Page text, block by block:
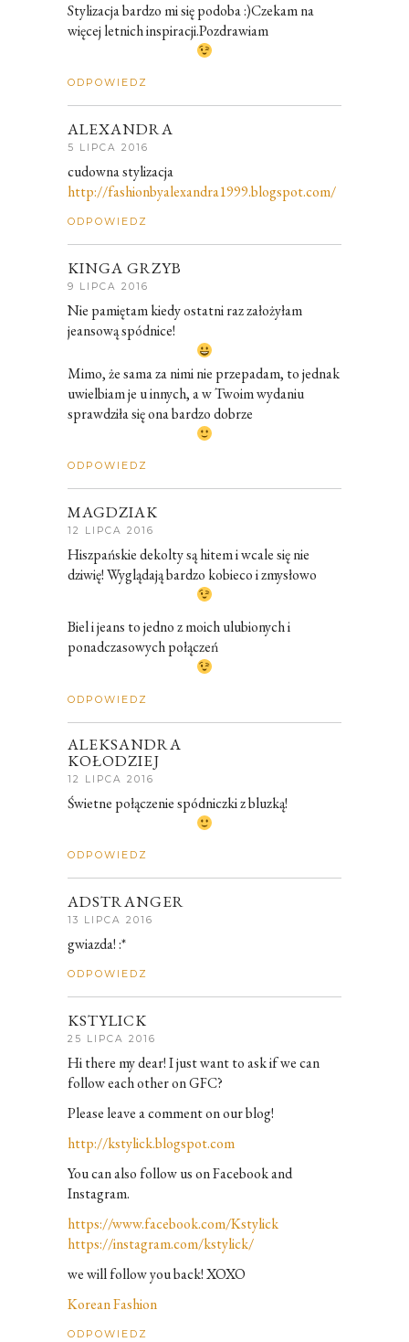
Stylizacja bardzo mi się podoba :)Czekam na
więcej letnich inspiracji.Pozdrawiam
ODPOWIEDZ
ALEXANDRA
5 LIPCA 2016
cudowna stylizacja
http://fashionbyalexandra1999.blogspot.com/
ODPOWIEDZ
KINGA GRZYB
9 LIPCA 2016
Nie pamiętam kiedy ostatni raz założyłam
jeansową spódnice!
Mimo, że sama za nimi nie przepadam, to jednak
uwielbiam je u innych, a w Twoim wydaniu
sprawdziła się ona bardzo dobrze
ODPOWIEDZ
MAGDZIAK
12 LIPCA 2016
Hiszpańskie dekolty są hitem i wcale się nie
dziwię! Wyglądają bardzo kobieco i zmysłowo
Biel i jeans to jedno z moich ulubionych i
ponadczasowych połączeń
ODPOWIEDZ
ALEKSANDRA
KOŁODZIEJ
12 LIPCA 2016
Świetne połączenie spódniczki z bluzką!
ODPOWIEDZ
ADSTRANGER
13 LIPCA 2016
gwiazda! :*
ODPOWIEDZ
KSTYLICK
25 LIPCA 2016
Hi there my dear! I just want to ask if we can
follow each other on GFC?
Please leave a comment on our blog!
http://kstylick.blogspot.com
You can also follow us on Facebook and
Instagram.
https://www.facebook.com/Kstylick
https://instagram.com/kstylick/
we will follow you back! XOXO
Korean Fashion
ODPOWIEDZ